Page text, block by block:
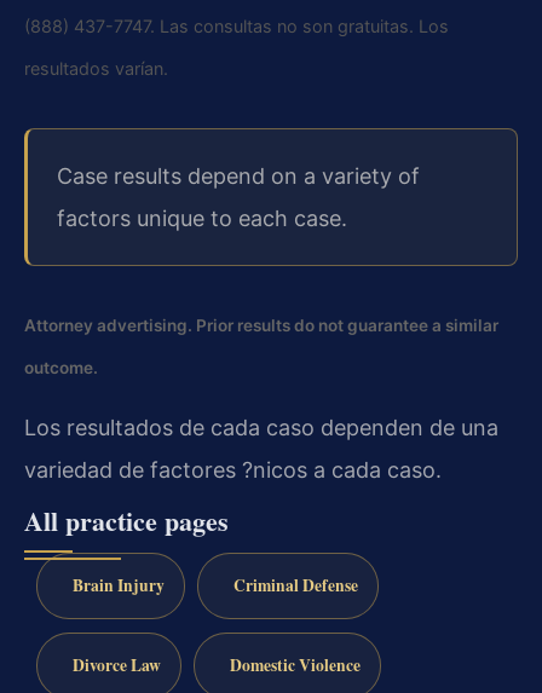
(888) 437-7747. Las consultas no son gratuitas. Los
resultados varían.
Case results depend on a variety of
factors unique to each case.
Attorney advertising. Prior results do not guarantee a similar
outcome.
Los resultados de cada caso dependen de una
variedad de factores ?nicos a cada caso.
All practice pages
Brain Injury Criminal Defense
Divorce Law Domestic Violence